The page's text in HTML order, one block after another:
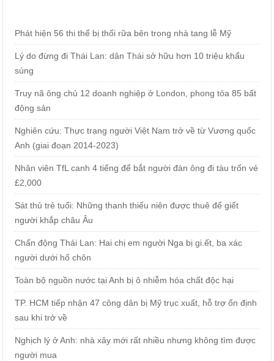
Phát hiện 56 thi thể bị thối rữa bên trong nhà tang lễ Mỹ
Lý do đừng đi Thái Lan: dân Thái sở hữu hơn 10 triệu khẩu
súng
Truy nã ông chủ 12 doanh nghiệp ở London, phong tỏa 85 bất
động sản
Nghiên cứu: Thực trạng người Việt Nam trở về từ Vương quốc
Anh (giai đoạn 2014-2023)
Nhân viên TfL canh 4 tiếng để bắt người đàn ông đi tàu trốn vé
£2,000
Sát thủ trẻ tuổi: Những thanh thiếu niên được thuê để giết
người khắp châu Âu
Chấn động Thái Lan: Hai chị em người Nga bị gi.ết, ba xác
người dưới hố chôn
Toàn bộ nguồn nước tại Anh bị ô nhiễm hóa chất độc hại
TP. HCM tiếp nhận 47 công dân bị Mỹ trục xuất, hỗ trợ ổn định
sau khi trở về
Nghịch lý ở Anh: nhà xây mới rất nhiều nhưng không tìm được
người mua